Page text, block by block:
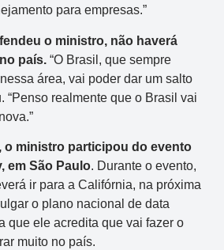
para empresas.”
o ministro, não haverá
país. “O Brasil, que sempre
área, vai poder dar um salto
“Penso realmente que o Brasil vai
o ministro participou do evento
em São Paulo. Durante o evento,
ir para a Califórnia, na próxima
o plano nacional de data
que ele acredita que vai fazer o
muito no país.